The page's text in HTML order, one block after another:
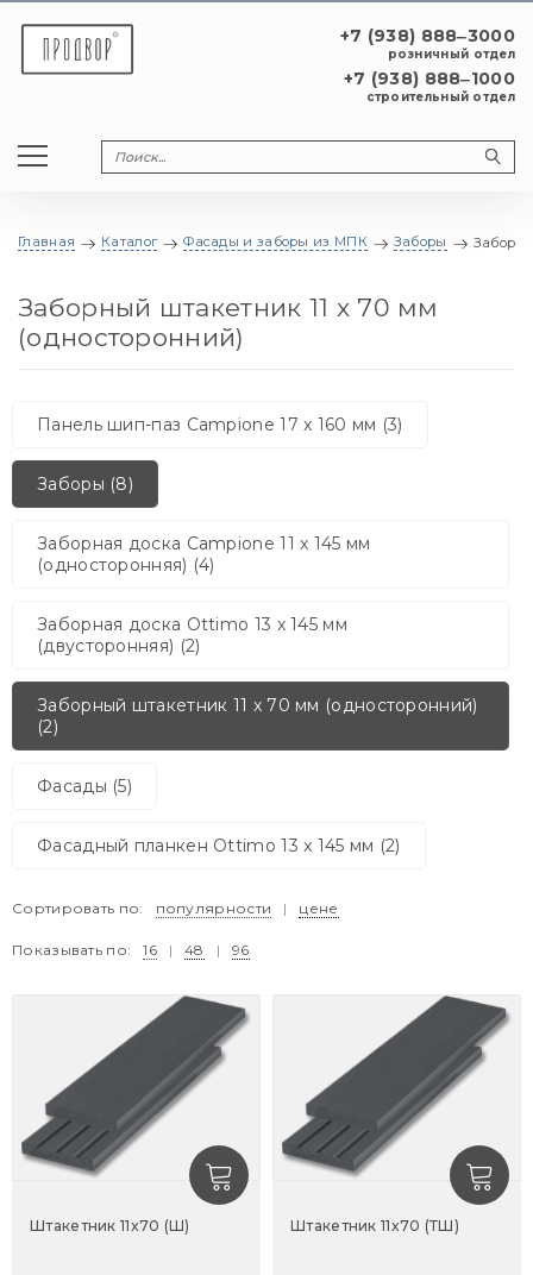
+7 (938) 888‒3000
розничный отдел
+7 (938) 888‒1000
строительный отдел
Главная Каталог Фасады и заборы из МПК Заборы
Заборный штакетник 11 x 70 мм
(односторонний)
Панель шип-паз Campione 17 x 160 мм (3)
Заборы (8)
Заборная доска Campione 11 x 145 мм
(односторонняя) (4)
Заборная доска Ottimo 13 x 145 мм
(двусторонняя) (2)
Заборный штакетник 11 x 70 мм (односторонний)
(2)
Фасады (5)
Фасадный планкен Ottimo 13 x 145 мм (2)
Сортировать по: популярности | цене
Показывать по: 16 | 48 | 96
Штакетник 11x70 (Ш) Штакетник 11x70 (ТШ)